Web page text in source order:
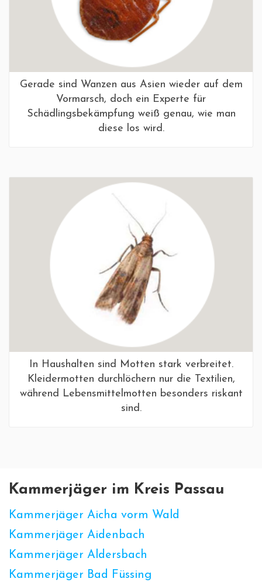
Gerade sind Wanzen aus Asien wieder auf dem
Vormarsch, doch ein Experte für
Schädlingsbekämpfung weiß genau, wie man
diese los wird.
In Haushalten sind Motten stark verbreitet.
Kleidermotten durchlöchern nur die Textilien,
während Lebensmittelmotten besonders riskant
sind.
Kammerjäger im Kreis Passau
Kammerjäger Aicha vorm Wald
Kammerjäger Aidenbach
Kammerjäger Aldersbach
Kammerjäger Bad Füssing